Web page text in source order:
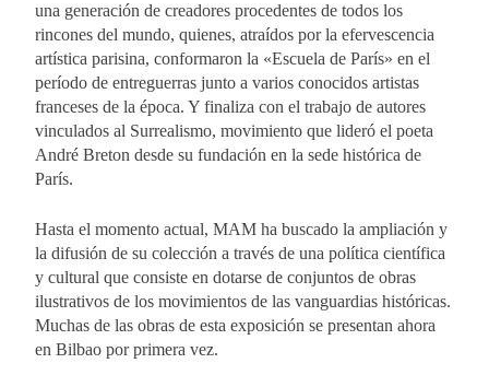
una generación de creadores procedentes de todos los
rincones del mundo, quienes, atraídos por la efervescencia
artística parisina, conformaron la «Escuela de París» en el
período de entreguerras junto a varios conocidos artistas
franceses de la época. Y finaliza con el trabajo de autores
vinculados al Surrealismo, movimiento que lideró el poeta
André Breton desde su fundación en la sede histórica de
París.
Hasta el momento actual, MAM ha buscado la ampliación y
la difusión de su colección a través de una política científica
y cultural que consiste en dotarse de conjuntos de obras
ilustrativos de los movimientos de las vanguardias históricas.
Muchas de las obras de esta exposición se presentan ahora
en Bilbao por primera vez.